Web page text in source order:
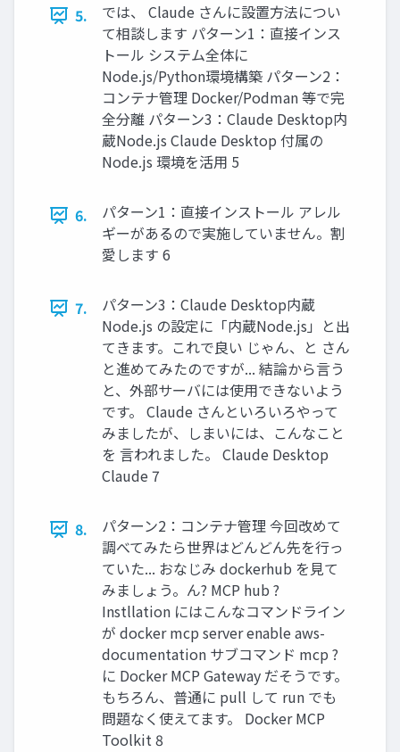
5.
では、 Claude さんに設置方法につい
て相談します パターン1：直接インス
トール システム全体に
Node.js/Python環境構築 パターン2：
コンテナ管理 Docker/Podman 等で完
全分離 パターン3：Claude Desktop内
蔵Node.js Claude Desktop 付属の
Node.js 環境を活用 5
6.
パターン1：直接インストール アレル
ギーがあるので実施していません。割
愛します 6
7.
パターン3：Claude Desktop内蔵
Node.js の設定に「内蔵Node.js」と出
てきます。これで良い じゃん、と さん
と進めてみたのですが... 結論から言う
と、外部サーバには使用できないよう
です。 Claude さんといろいろやって
みましたが、しまいには、こんなこと
を 言われました。 Claude Desktop
Claude 7
8.
パターン2：コンテナ管理 今回改めて
調べてみたら世界はどんどん先を行っ
ていた... おなじみ dockerhub を見て
みましょう。ん? MCP hub ?
Instllation にはこんなコマンドライン
が docker mcp server enable aws-
documentation サブコマンド mcp ?
に Docker MCP Gateway だそうです。
もちろん、普通に pull して run でも
問題なく使えてます。 Docker MCP
Toolkit 8